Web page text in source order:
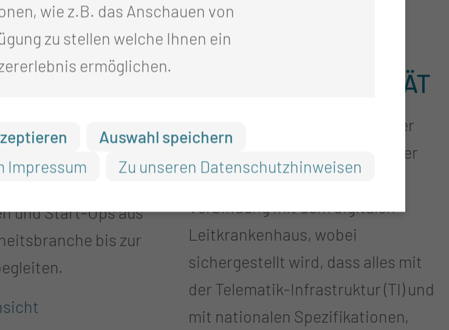
&
zertifizieren –
und Start-Ups aus
bis zur
INTEROPERABILITÄT
In diesem Schwerpunkt liegt der
Fokus auf dem Aufbau regionaler
Versorgungsnetze und ihrer
Verbindung mit dem digitalen
Leitkrankenhaus, wobei
sichergestellt wird, dass alles mit
der Telematik-Infrastruktur (TI) und
mit nationalen Spezifikationen,
wie z.B. das Anschauen von
zu stellen welche Ihnen ein
ermöglichen.
Auswahl speichern
Zu unseren Datenschutzhinweisen
Impressum